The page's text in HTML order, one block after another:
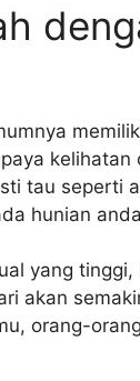
kelihatan
tau seperti
hunian
yang tinggi,
akan
orang-